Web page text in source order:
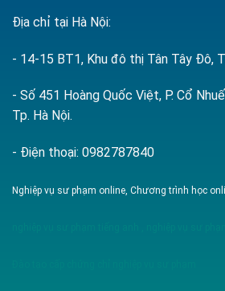
Địa chỉ tại Hà Nội:
- 14-15 BT1, Khu đô thị Tân Tây Đô,
- Số 451 Hoàng Quốc Việt, P. Cổ
Tp. Hà Nội.
- Điện thoại: 0982787840
Nghiệp vụ sư phạm online, Chương trình học